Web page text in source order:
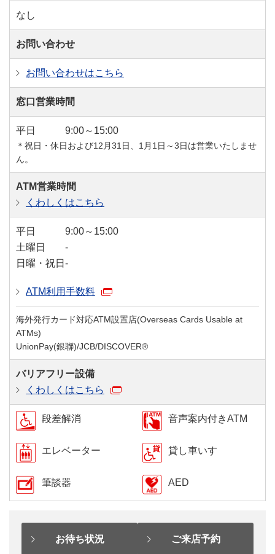
なし
お問い合わせ
お問い合わせはこちら
窓口営業時間
平日 9:00～15:00
＊祝日・休日および12月31日、1月1日～3日は営業いたしませ
ん。
ATM営業時間
くわしくはこちら
平日
9:00～15:00
土曜日
-
日曜・祝日 -
ATM利用手数料
海外発行カード対応ATM設置店(Overseas Cards Usable at
ATMs)
UnionPay(銀聯)/JCB/DISCOVER®
バリアフリー設備
くわしくはこちら
段差解消 音声案内付きATM
エレベーター 貸し車いす
筆談器 AED
お待ち状況 ご来店予約